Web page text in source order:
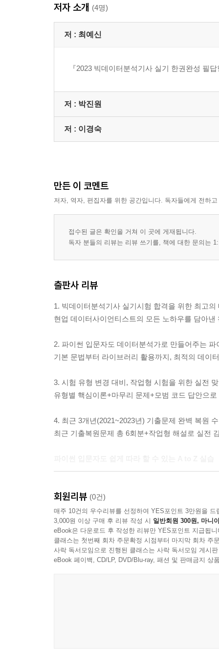
저자 소개 (4명)
저 : 최예신
『2023 빅데이터분석기사 실기 한권완성 필
저 : 박진원
저 : 이경숙
만든 이 코멘트
저자, 역자, 편집자를 위한 공간입니다. 독자들에게 전하
접수된 글은 확인을 거쳐 이 곳에 게재됩니다.
독자 분들의 리뷰는 리뷰 쓰기를, 책에 대한 문의는
출판사 리뷰
1. 빅데이터분석기사 실기시험 합격을 위한 최고의
현업 데이터사이언티스트의 모든 노하우를 담아낸
2. 파이썬 입문자도 데이터분석가로 만들어주는 파
기본 문법부터 라이브러리 활용까지, 최적의 데이
3. 시험 유형 변경 대비, 작업형 시험을 위한 실전
유형별 핵심이론+마무리 문제+모범 코드 답안으
4. 최근 3개년(2021~2023년) 기출문제 완벽 복원
최근 기출복원문제 총 6회분+작업형 해설로 실전
라이브러리의 활용법까지 상세한 설명을 수록하
완벽하게 대비할 수 있도록 하였습니다.
제6회부터 적용된 시험 유형 변경 대비, 작업형 시
제6회부터 변경된 시험 유형에 대비해 작업형
회원리뷰 (0건)
매주 10건의 우수리뷰를 선정하여 YES포인트 3만원을 드
3,000원 이상 구매 후 리뷰 작성 시 일반회원 300원, 마니
eBook은 다운로드 후 작성한 리뷰만 YES포인트 지급됩니
클래스는 첫번째 회차 주문확정 시점부터 마지막 회차 주
사락 독서모임으로 진행된 클래스는 사락 독서모임 게시
eBook 페이백, CD/LP, DVD/Blu-ray, 패션 및 판매금지 상